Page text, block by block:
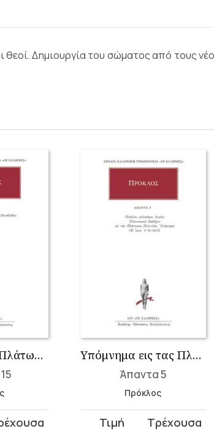
θεοί. Δημιουργία του σώματος από τους
Υπόμνημα εις Πλάτωνος Α΄ Αλκιβιάδην 1 Υπόμνημα εις τας Πλάτωνος Πολιτείας 5
Άπαντα 5
Πρόκλος
Original
Current